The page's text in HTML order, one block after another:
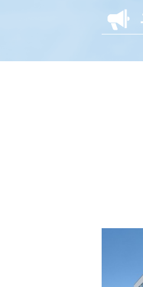
自動車
(MJS)
福祉車